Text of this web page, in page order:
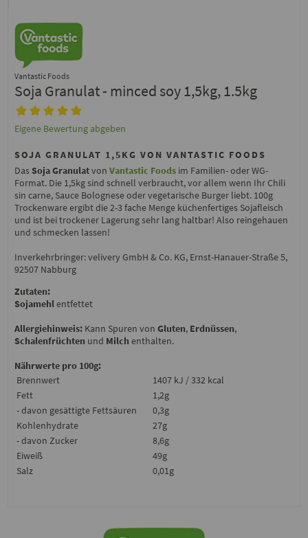
Vantastic Foods
Soja Granulat - minced soy 1,5kg, 1.5kg
Eigene Bewertung abgeben
SOJA GRANULAT 1,5KG VON VANTASTIC FOODS
DasSoja Granulatvon Vantastic Foodsim Familien- oder WG-
Format. Die 1,5kg sind schnell verbraucht, vor allem wenn Ihr Chili
sin carne, Sauce Bolognese oder vegetarische Burger liebt. 100g
Trockenware ergibt die 2-3 fache Menge küchenfertiges Sojafleisch
und ist bei trockener Lagerung sehr lang haltbar! Also reingehauen
und schmecken lassen!
Inverkehrbringer: velivery GmbH & Co. KG, Ernst-Hanauer-Straße 5,
92507 Nabburg
Zutaten:
Sojamehlentfettet
Allergiehinweis:Kann Spuren von Gluten, Erdnüssen,
Schalenfrüchten und Milch enthalten.
Nährwerte pro 100g:
Brennwert
1407 kJ / 332 kcal
Fett
1,2g
- davon gesättigte Fettsäuren
0,3g
Kohlenhydrate
27g
- davon Zucker
8,6g
Eiweiß
49g
Salz
0,01g